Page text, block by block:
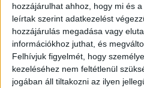
hozzájárulhat ahhoz, hogy mi és
leírtak szerint adatkezelést
hozzájárulás megadása vagy
információkhoz juthat, és
Felhívjuk figyelmét, hogy
kezeléséhez nem feltétlenül
jogában áll tiltakozni az ilyen
126. árverés/ 9.
Azonosító
82321